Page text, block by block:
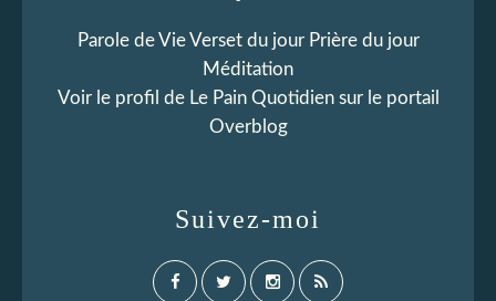
Parole de Vie Verset du jour Prière du jour
Méditation
Voir le profil de Le Pain Quotidiensur le portail
Overblog
Suivez-moi